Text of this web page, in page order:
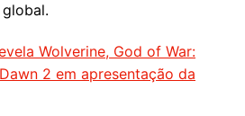
Wolverine, God of War:
2 em apresentação da